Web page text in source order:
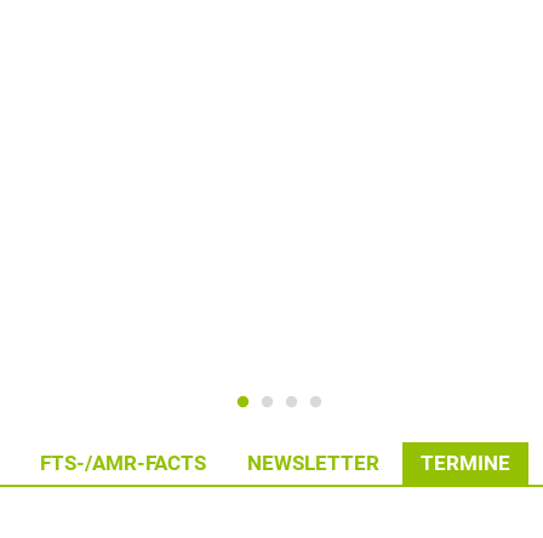
FTS-/AMR-FACTS NEWSLETTER TERMINE